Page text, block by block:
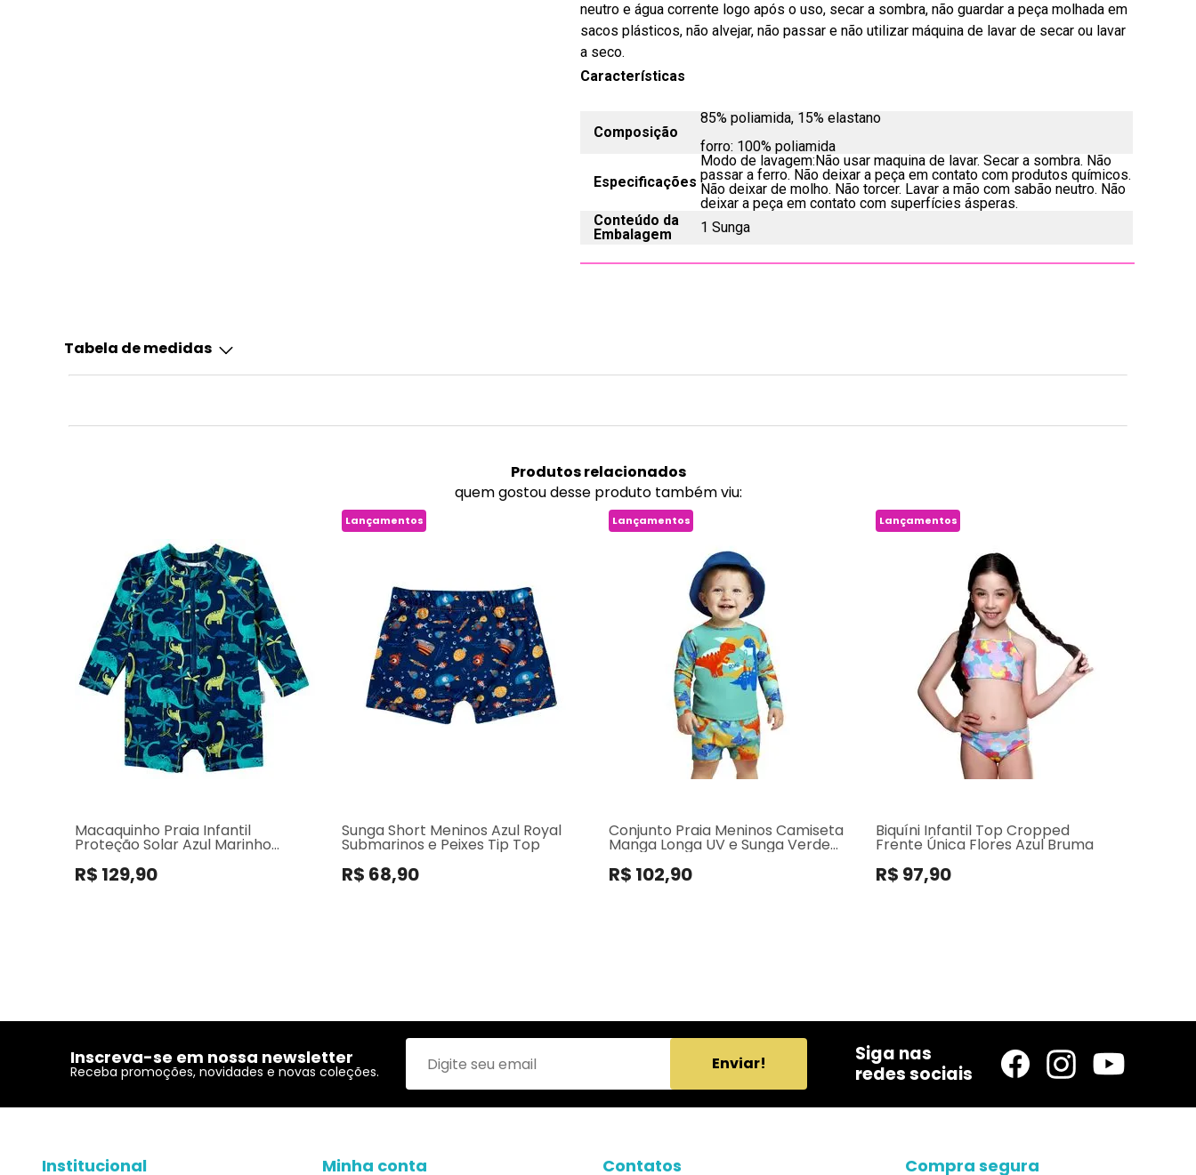
neutro e água corrente logo após o uso, secar a sombra, não guardar a peça molhada em
sacos plásticos, não alvejar, não passar e não utilizar máquina de lavar de secar ou lavar
a seco.
Características
Composição
85% poliamida, 15% elastano
forro: 100% poliamida
Especificações
Modo de lavagem:Não usar maquina de lavar. Secar a sombra. Não
passar a ferro. Não deixar a peça em contato com produtos químicos.
Não deixar de molho. Não torcer. Lavar a mão com sabão neutro. Não
deixar a peça em contato com superfícies ásperas.
Conteúdo da
Embalagem
1 Sunga
Tabela de medidas
Produtosrelacionados
quem gostou desse produto também viu:
Macaquinho Praia Infantil
Proteção Solar Azul Marinho
Dinossauros
R$ 129,90
Lançamentos
Sunga Short Meninos Azul Royal
Submarinos e Peixes Tip Top
R$ 68,90
Lançamentos
Conjunto Praia Meninos Camiseta
Manga Longa UV e Sunga Verde
Dinossauros
R$ 102,90
Lançamentos
Biquíni Infantil Top Cropped
Frente Única Flores Azul Bruma
R$ 97,90
Inscreva-se em nossa newsletter
Receba promoções, novidades e novas coleções. Enviar!
Siga nas
redes sociais
Institucional Minha conta Contatos Compra segura